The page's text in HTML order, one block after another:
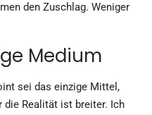
den Zuschlag. Weniger
Medium
sei das einzige Mittel,
die Realität ist breiter. Ich